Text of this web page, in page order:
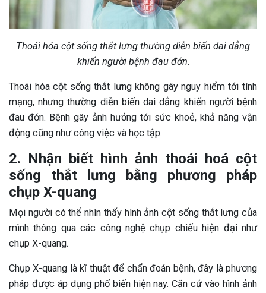
Thoái hóa cột sống thắt lưng thường diễn biến dai dẳng
khiến người bệnh đau đớn.
Thoái hóa cột sống thắt lưng không gây nguy hiểm tới tính
mạng, nhưng thường diễn biến dai dẳng khiến người bệnh
đau đớn. Bệnh gây ảnh hưởng tới sức khoẻ, khả năng vận
động cũng như công việc và học tập.
2. Nhận biết hình ảnh thoái hoá cột
sống thắt lưng bằng phương pháp
chụp X-quang
Mọi người có thể nhìn thấy hình ảnh cột sống thắt lưng của
mình thông qua các công nghệ chụp chiếu hiện đại như
chụp X-quang.
Chụp X-quang là kĩ thuật để chẩn đoán bệnh, đây là phương
pháp được áp dụng phổ biến hiện nay. Căn cứ vào hình ảnh